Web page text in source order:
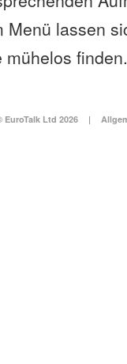
Menü lassen
mühelos finden.
EuroTalk Ltd 2026 |